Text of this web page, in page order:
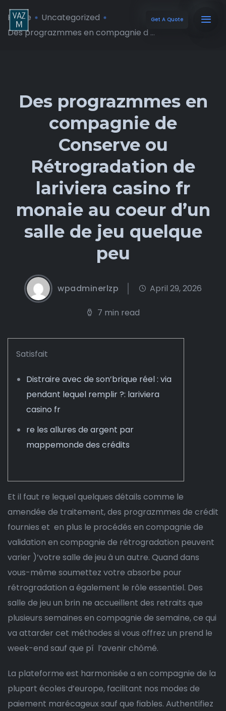
Get A Quote
Home
Uncategorized
Des prograzmmes en compagnie d ...
Des prograzmmes en
compagnie de
Conserve ou
Rétrogradation de
lariviera casino fr
monaie au coeur d’un
salle de jeu quelque
peu
wpadminerlzp April 29, 2026
7 min read
Satisfait
Distraire avec de son’brique réel : via
pendant lequel remplir ?: lariviera
casino fr
re les allures de argent par
mappemonde des crédits
Et il faut re lequel quelques détails comme le
amendée de traitement, des prograzmmes de crédit
fournies et en plus le procédés en compagnie de
validation en compagnie de rétrogradation peuvent
varier )’votre salle de jeu à un autre. Quand dans
vous-même soumettez votre absorbe pour
rétrogradation a également le rôle essentiel. Des
salle de jeu un brin ne accueillent des retraits que
plusieurs semaines en compagnie de semaine, ce qui
va attarder cet méthodes si vous offrez un prend le
week-end sauf que pí l’avenir chômé.
La plateforme est harmonisée a en compagnie de la
plupart écoles d’europe, facilitant nos modes de
paiement marécageux sauf que fiables. Authentifiez